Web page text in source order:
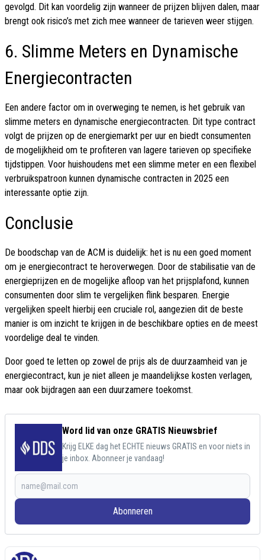
gevolgd. Dit kan voordelig zijn wanneer de prijzen blijven dalen, maar
brengt ook risico’s met zich mee wanneer de tarieven weer stijgen.
6. Slimme Meters en Dynamische
Energiecontracten
Een andere factor om in overweging te nemen, is het gebruik van
slimme meters en dynamische energiecontracten. Dit type contract
volgt de prijzen op de energiemarkt per uur en biedt consumenten
de mogelijkheid om te profiteren van lagere tarieven op specifieke
tijdstippen. Voor huishoudens met een slimme meter en een flexibel
verbruikspatroon kunnen dynamische contracten in 2025 een
interessante optie zijn.
Conclusie
De boodschap van de ACM is duidelijk: het is nu een goed moment
om je energiecontract te heroverwegen. Door de stabilisatie van de
energieprijzen en de mogelijke afloop van het prijsplafond, kunnen
consumenten door slim te vergelijken flink besparen. Energie
vergelijken speelt hierbij een cruciale rol, aangezien dit de beste
manier is om inzicht te krijgen in de beschikbare opties en de meest
voordelige deal te vinden.
Door goed te letten op zowel de prijs als de duurzaamheid van je
energiecontract, kun je niet alleen je maandelijkse kosten verlagen,
maar ook bijdragen aan een duurzamere toekomst.
Word lid van onze GRATIS Nieuwsbrief
Krijg ELKE dag het ECHTE nieuws GRATIS en voor niets in
je inbox. Abonneer je vandaag!
Abonneren